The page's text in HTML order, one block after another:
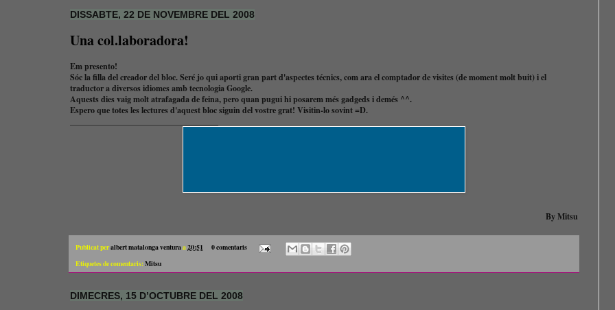
DISSABTE, 22 DE NOVEMBRE DEL 2008
Una col.laboradora!
Em presento!
Sóc la filla del creador del bloc. Seré jo qui aporti gran part d'aspectes técnics, com ara el comptador de visites (de moment molt buit) i el
traductor a diversos idiomes amb tecnologia Google.
Aquests dies vaig molt atrafagada de feina, pero quan pugui hi posarem més gadgeds i demés ^^.
Espero que totes les lectures d'aquest bloc siguin del vostre grat! Visitin-lo sovint =D.
By Mitsu
Publicat peralbert matalonga venturaa20:51
0 comentaris
Etiquetes de comentaris:Mitsu
DIMECRES, 15 D’OCTUBRE DEL 2008